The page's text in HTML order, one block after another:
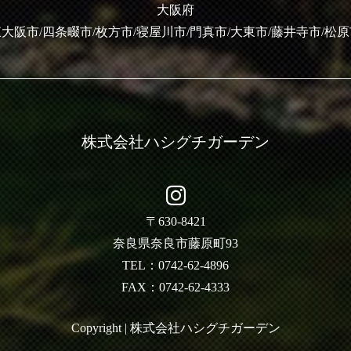
大阪府
阪市/四条畷市/枚方市/寝屋川市/門真市/大東市/藤井寺市/松
株式会社ハシグチガーデン
〒630-8421
奈良県奈良市藤原町93
TEL：0742-62-4896
FAX：0742-62-4333
Copyright | 株式会社ハシグチガーデン